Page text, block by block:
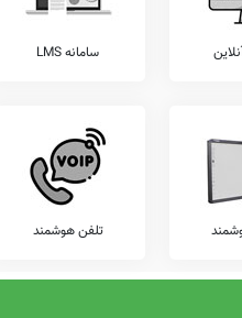
به قرآنی که اندر
سامانه های آنلاین گردآوری شده است.
هستید و یا اطلاعات دقیقتری در این خصوص
و نقطه نظرات تکمیل کننده شما می باشد.
سامانه LMS
تلفن هوشمند